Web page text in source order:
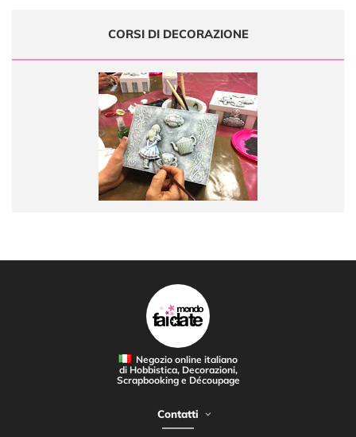
CORSI DI DECORAZIONE
Negozio online italiano
di Hobbistica, Decorazioni,
Scrapbooking e Découpage
Contatti